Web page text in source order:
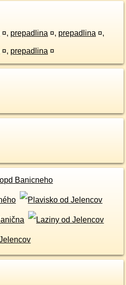
¤, prepadlina ¤, prepadlina ¤,
¤, prepadlina ¤